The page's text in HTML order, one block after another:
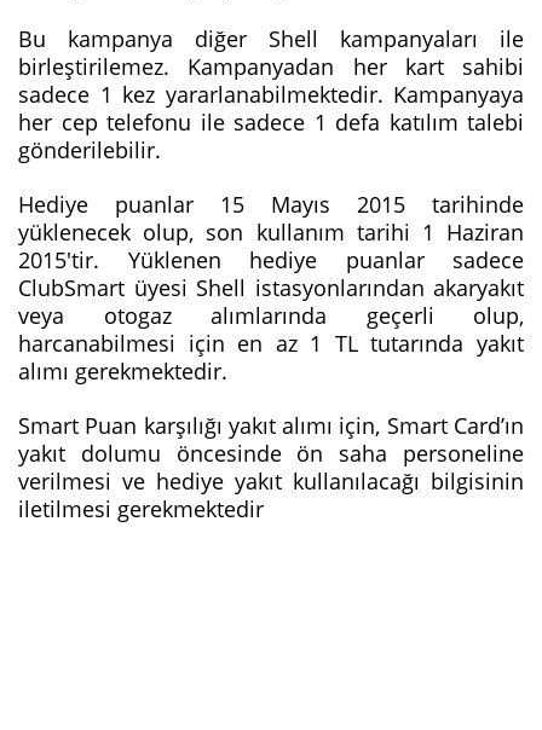
Bu kampanya diğer Shell kampanyaları ile
birleştirilemez. Kampanyadan her kart sahibi
sadece 1 kez yararlanabilmektedir. Kampanyaya
her cep telefonu ile sadece 1 defa katılım talebi
gönderilebilir.
Hediye puanlar 15 Mayıs 2015 tarihinde
yüklenecek olup, son kullanım tarihi 1 Haziran
2015'tir. Yüklenen hediye puanlar sadece
ClubSmart üyesi Shell istasyonlarından akaryakıt
veya otogaz alımlarında geçerli olup,
harcanabilmesi için en az 1 TL tutarında yakıt
alımı gerekmektedir.
Smart Puan karşılığı yakıt alımı için, Smart Card’ın
yakıt dolumu öncesinde ön saha personeline
verilmesi ve hediye yakıt kullanılacağı bilgisinin
iletilmesi gerekmektedir